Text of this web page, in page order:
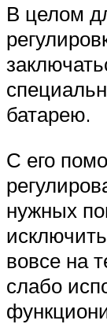
В целом
батарею.
С его
нужных
вовсе на
слабо